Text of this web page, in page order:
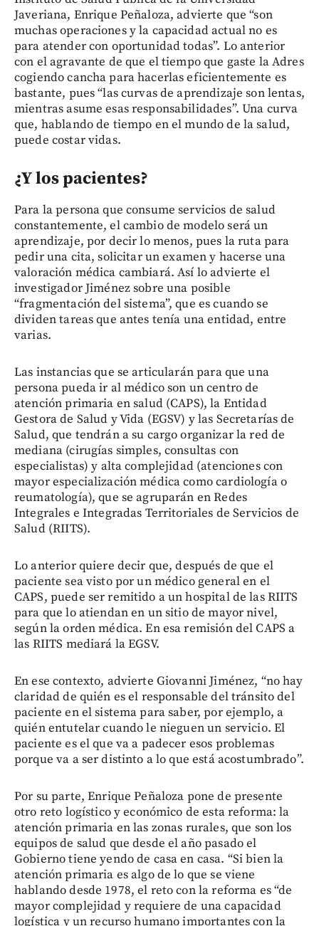
Javeriana, Enrique Peñaloza, advierte que “son
muchas operaciones y la capacidad actual no es
para atender con oportunidad todas”. Lo anterior
con el agravante de que el tiempo que gaste la Adres
cogiendo cancha para hacerlas eficientemente es
bastante, pues “las curvas de aprendizaje son lentas,
mientras asume esas responsabilidades”. Una curva
que, hablando de tiempo en el mundo de la salud,
puede costar vidas.
¿Y los pacientes?
Para la persona que consume servicios de salud
constantemente, el cambio de modelo será un
aprendizaje, por decir lo menos, pues la ruta para
pedir una cita, solicitar un examen y hacerse una
valoración médica cambiará. Así lo advierte el
investigador Jiménez sobre una posible
“fragmentación del sistema”, que es cuando se
dividen tareas que antes tenía una entidad, entre
varias.
Las instancias que se articularán para que una
persona pueda ir al médico son un centro de
atención primaria en salud (CAPS), la Entidad
Gestora de Salud y Vida (EGSV) y las Secretarías de
Salud, que tendrán a su cargo organizar la red de
mediana (cirugías simples, consultas con
especialistas) y alta complejidad (atenciones con
mayor especialización médica como cardiología o
reumatología), que se agruparán en Redes
Integrales e Integradas Territoriales de Servicios de
Salud (RIITS).
Lo anterior quiere decir que, después de que el
paciente sea visto por un médico general en el
CAPS, puede ser remitido a un hospital de las RIITS
para que lo atiendan en un sitio de mayor nivel,
según la orden médica. En esa remisión del CAPS a
las RIITS mediará la EGSV.
En ese contexto, advierte Giovanni Jiménez, “no hay
claridad de quién es el responsable del tránsito del
paciente en el sistema para saber, por ejemplo, a
quién entutelar cuando le nieguen un servicio. El
paciente es el que va a padecer esos problemas
porque va a ser distinto a lo que está acostumbrado”.
Por su parte, Enrique Peñaloza pone de presente
otro reto logístico y económico de esta reforma: la
atención primaria en las zonas rurales, que son los
equipos de salud que desde el año pasado el
Gobierno tiene yendo de casa en casa. “Si bien la
atención primaria es algo de lo que se viene
hablando desde 1978, el reto con la reforma es “de
mayor complejidad y requiere de una capacidad
logística y un recurso humano importantes con la